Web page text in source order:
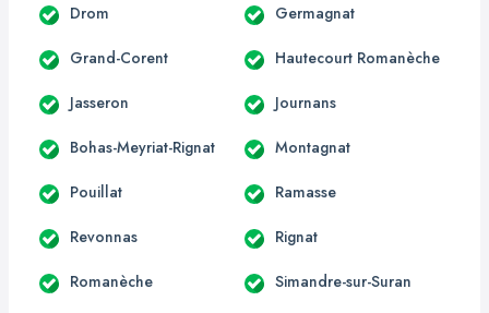
Drom Germagnat
Grand-Corent Hautecourt Romanèche
Jasseron Journans
Bohas-Meyriat-Rignat Montagnat
Pouillat Ramasse
Revonnas Rignat
Romanèche Simandre-sur-Suran